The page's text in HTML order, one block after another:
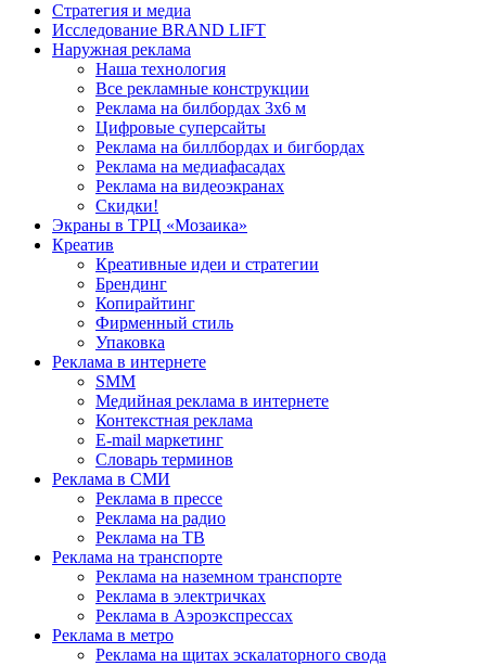
Стратегия и медиа
Исследование BRAND LIFT
Наружная реклама
Наша технология
Все рекламные конструкции
Реклама на билбордах 3х6 м
Цифровые суперсайты
Реклама на биллбордах и бигбордах
Реклама на медиафасадах
Реклама на видеоэкранах
Скидки!
Экраны в ТРЦ «Мозаика»
Креатив
Креативные идеи и стратегии
Брендинг
Копирайтинг
Фирменный стиль
Упаковка
Реклама в интернете
SMM
Медийная реклама в интернете
Контекстная реклама
E-mail маркетинг
Словарь терминов
Реклама в СМИ
Реклама в прессе
Реклама на радио
Реклама на ТВ
Реклама на транспорте
Реклама на наземном транспорте
Реклама в электричках
Реклама в Аэроэкспрессах
Реклама в метро
Реклама на щитах эскалаторного свода